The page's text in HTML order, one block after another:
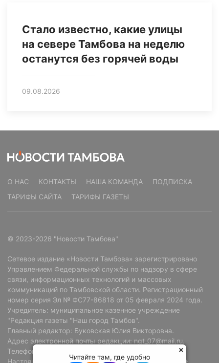
Стало известно, какие улицы
на севере Тамбова на неделю
останутся без горячей воды
09.08.2026
О НАС КОНТАКТЫ НАША КОМАНДА
ПОДПИСКА
ТАРИФЫ САЙТА
ТАРИФЫ ГАЗЕТЫ
© 2023-2026 "Новости Тамбова"
Сетевое издание «Новости Тамбова» зарегистрировано
Управлением Федеральной службы по надзору в сфере
связи, информационных технологий и массовых
коммуникаций по Тамбовской области. Регистрационный
номер серия Эл № ФС77-86818 от 05 февраля 2024 года.
Учредитель: муниципальное казенное учреждение
"Редакция газеты "Наш город Тамбов".
Главный редактор: Буковская Юлия Викторовна.
Адрес электронной почты редакции: ngt_07@mail.ru.
Телефон редакции: +7 (4752) 72-69-37.
Читайте там, где удобно